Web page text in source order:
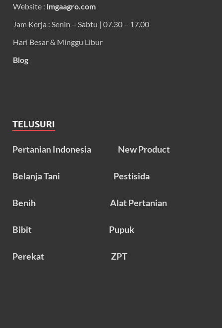
Website : lmgaagro.com
Jam Kerja : Senin – Sabtu | 07.30 – 17.00
Hari Besar & Minggu Libur
Blog
TELUSURI
Pertanian Indonesia New Product
Belanja Tani Pestisida
Benih Alat Pertanian
Bibit Pupuk
Perekat ZPT